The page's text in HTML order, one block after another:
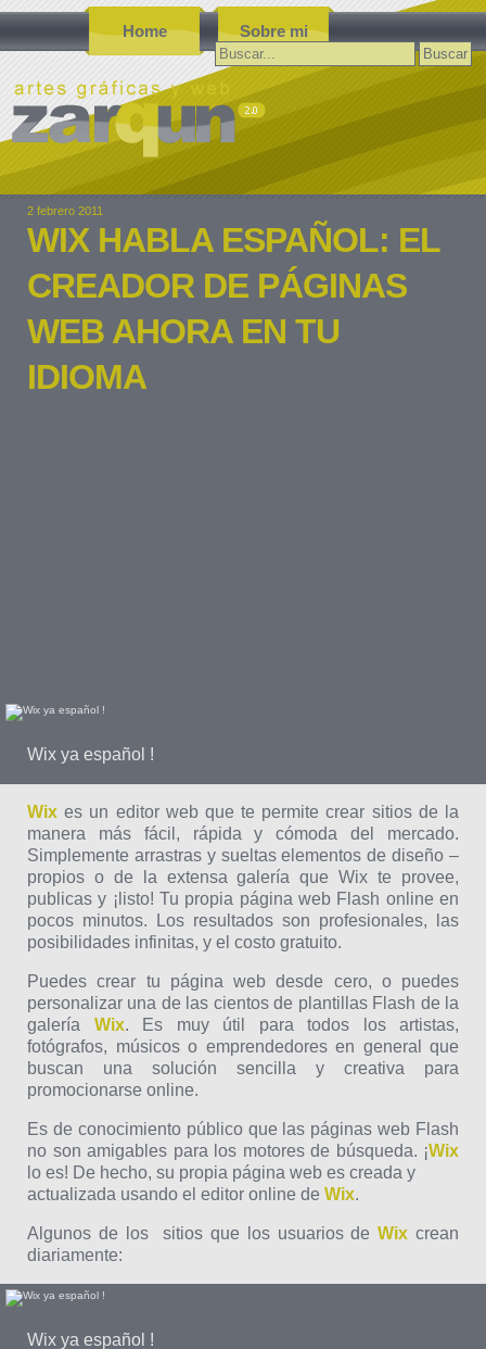
Home Sobre mi
Buscar:
2 febrero 2011
WIX HABLA ESPAÑOL: EL
CREADOR DE PÁGINAS
WEB AHORA EN TU
IDIOMA
Wix ya español !
Wix es un editor web que te permite crear sitios de la
manera más fácil, rápida y cómoda del mercado.
Simplemente arrastras y sueltas elementos de diseño –
propios o de la extensa galería que Wix te provee,
publicas y ¡listo! Tu propia página web Flash online en
pocos minutos. Los resultados son profesionales, las
posibilidades infinitas, y el costo gratuito.
Puedes crear tu página web desde cero, o puedes
personalizar una de las cientos de plantillas Flash de la
galería Wix. Es muy útil para todos los artistas,
fotógrafos, músicos o emprendedores en general que
buscan una solución sencilla y creativa para
promocionarse online.
Es de conocimiento público que las páginas web Flash
no son amigables para los motores de búsqueda. ¡Wix
lo es! De hecho, su propia página web es creada y
actualizada usando el editor online de Wix.
Algunos de los sitios que los usuarios deWix crean
diariamente:
Wix ya español !